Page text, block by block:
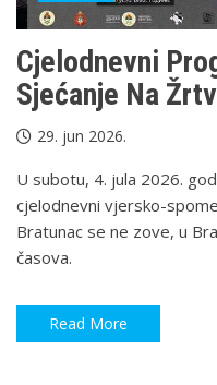
Cjelodnevni
Sjećanje Na
29. jun 2026.
U subotu, 4. jula 2026.
cjelodnevni vjersko-
Bratunac se ne zove, u
časova.
Read More